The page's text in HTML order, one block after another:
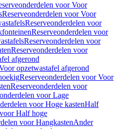
voor Voor
Reserveonderdelen voor Voor
Reserveonderdelen voor
Reserveonderdelen voor
Reserveonderdelen voor
Reserveonderdelen voor
afgerond
opzetwastafel afgerond
Reserveonderdelen voor Voor
Reserveonderdelen voor
voor Lage
voor Hoge kastenHalf
Half hoge
voor HangkastenAnder